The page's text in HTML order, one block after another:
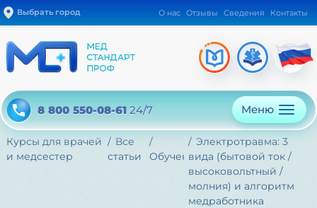
Выбрать город О нас Отзывы Сведения Контакты
8 800 550-08-61 24/7 Меню
Курсы для врачей
и медсестер
Все
статьи
Обучение
Электротравма: 3
вида (бытовой ток /
высоковольтный /
молния) и алгоритм
медработника